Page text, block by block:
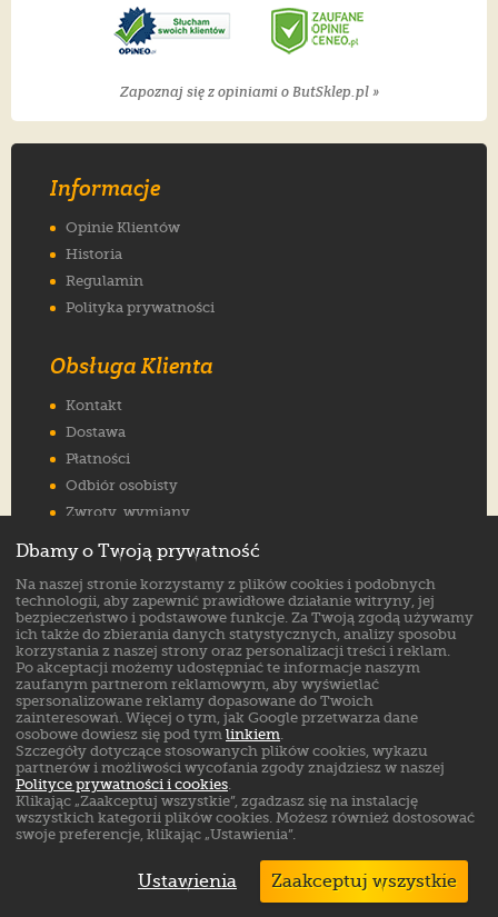
Zapoznaj się z opiniami o ButSklep.pl »
Informacje
Opinie Klientów
Historia
Regulamin
Polityka prywatności
Obsługa Klienta
Kontakt
Dostawa
Płatności
Odbiór osobisty
Zwroty, wymiany
Jak wybrać rozmiar
FAQ
Znajdź nas na:
Markowe buty sklep online. ©ButSklep.pl 2026
Created by: MediaAmbassador
Dbamy o Twoją prywatność
Na naszej stronie korzystamy z plików cookies i podobnych
technologii, aby zapewnić prawidłowe działanie witryny, jej
bezpieczeństwo i podstawowe funkcje. Za Twoją zgodą używamy
ich także do zbierania danych statystycznych, analizy sposobu
korzystania z naszej strony oraz personalizacji treści i reklam.
Po akceptacji możemy udostępniać te informacje naszym
zaufanym partnerom reklamowym, aby wyświetlać
spersonalizowane reklamy dopasowane do Twoich
zainteresowań. Więcej o tym, jak Google przetwarza dane
osobowe dowiesz się pod tym linkiem.
Szczegóły dotyczące stosowanych plików cookies, wykazu
partnerów i możliwości wycofania zgody znajdziesz w naszej
Polityce prywatności i cookies.
Klikając „Zaakceptuj wszystkie”, zgadzasz się na instalację
wszystkich kategorii plików cookies. Możesz również dostosować
swoje preferencje, klikając „Ustawienia”.
Ustawienia Zaakceptuj wszystkie